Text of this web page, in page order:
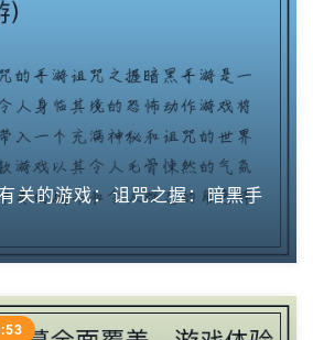
关的游戏：诅咒之握：暗黑手